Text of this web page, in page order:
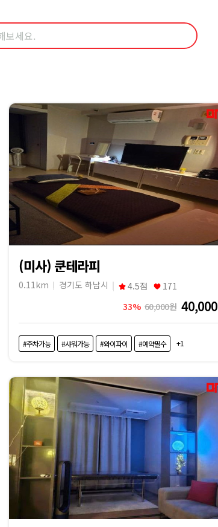
(미사) 쿤테라피
0.11km 경기도 하남시 4.5점
171
33% 60,000원 40,000
#주차가능 #샤워가능 #와이파이 #예약필수 +1